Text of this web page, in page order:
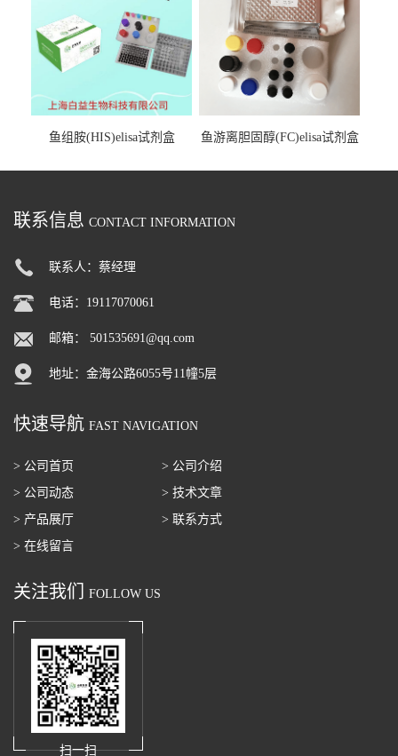
鱼组胺(HIS)elisa试剂盒 鱼游离胆固醇(FC)elisa试剂盒
联系信息 CONTACT INFORMATION
联系人：蔡经理
电话：19117070061
邮箱： 501535691@qq.com
地址：金海公路6055号11幢5层
快速导航 FAST NAVIGATION
> 公司首页
> 公司介绍
> 公司动态
> 技术文章
> 产品展厅
> 联系方式
> 在线留言
关注我们 FOLLOW US
扫一扫